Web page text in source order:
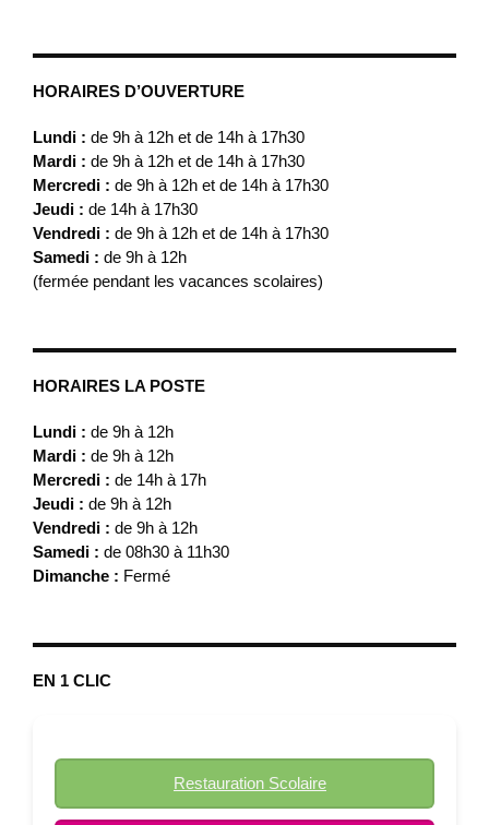
HORAIRES D’OUVERTURE
Lundi : de 9h à 12h et de 14h à 17h30
Mardi : de 9h à 12h et de 14h à 17h30
Mercredi : de 9h à 12h et de 14h à 17h30
Jeudi : de 14h à 17h30
Vendredi : de 9h à 12h et de 14h à 17h30
Samedi : de 9h à 12h
(fermée pendant les vacances scolaires)
HORAIRES LA POSTE
Lundi : de 9h à 12h
Mardi : de 9h à 12h
Mercredi : de 14h à 17h
Jeudi : de 9h à 12h
Vendredi : de 9h à 12h
Samedi : de 08h30 à 11h30
Dimanche : Fermé
EN 1 CLIC
Restauration Scolaire